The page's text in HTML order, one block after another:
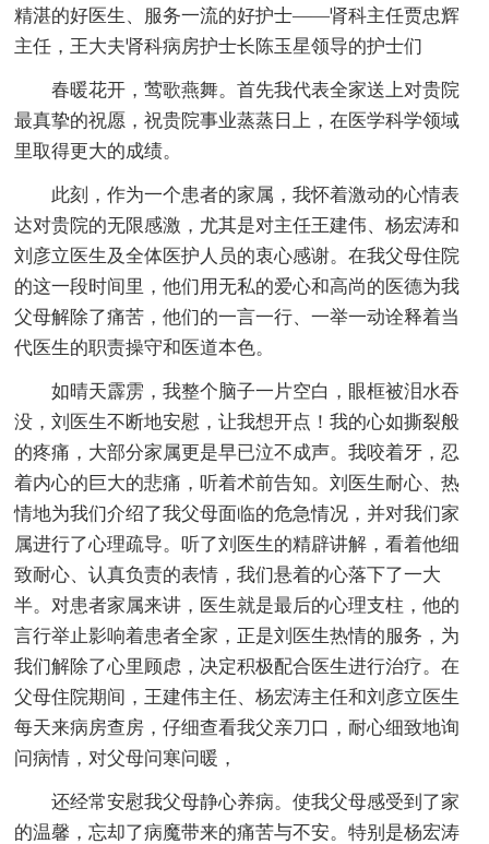
精湛的好医生、服务一流的好护士——肾科主任贾忠辉
主任，王大夫肾科病房护士长陈玉星领导的护士们
春暖花开，莺歌燕舞。首先我代表全家送上对贵院
最真挚的祝愿，祝贵院事业蒸蒸日上，在医学科学领域
里取得更大的成绩。
此刻，作为一个患者的家属，我怀着激动的心情表
达对贵院的无限感激，尤其是对主任王建伟、杨宏涛和
刘彦立医生及全体医护人员的衷心感谢。在我父母住院
的这一段时间里，他们用无私的爱心和高尚的医德为我
父母解除了痛苦，他们的一言一行、一举一动诠释着当
代医生的职责操守和医道本色。
如晴天霹雳，我整个脑子一片空白，眼框被泪水吞
没，刘医生不断地安慰，让我想开点！我的心如撕裂般
的疼痛，大部分家属更是早已泣不成声。我咬着牙，忍
着内心的巨大的悲痛，听着术前告知。刘医生耐心、热
情地为我们介绍了我父母面临的危急情况，并对我们家
属进行了心理疏导。听了刘医生的精辟讲解，看着他细
致耐心、认真负责的表情，我们悬着的心落下了一大
半。对患者家属来讲，医生就是最后的心理支柱，他的
言行举止影响着患者全家，正是刘医生热情的服务，为
我们解除了心里顾虑，决定积极配合医生进行治疗。在
父母住院期间，王建伟主任、杨宏涛主任和刘彦立医生
每天来病房查房，仔细查看我父亲刀口，耐心细致地询
问病情，对父母问寒问暖，
还经常安慰我父母静心养病。使我父母感受到了家
的温馨，忘却了病魔带来的痛苦与不安。特别是杨宏涛